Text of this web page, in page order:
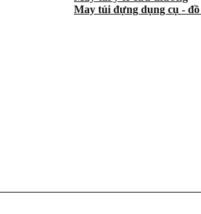
May túi đựng dụng cụ - đồ